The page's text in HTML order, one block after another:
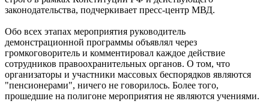
законодательства, подчеркивает пресс-центр МВД.
Обо всех этапах мероприятия руководитель
демонстрационной программы объявлял через
громкоговоритель и комментировал каждое действие
сотрудников правоохранительных органов. О том, что
организаторы и участники массовых беспорядков являются
"пенсионерами", ничего не говорилось. Более того,
прошедшие на полигоне мероприятия не являются учениями.